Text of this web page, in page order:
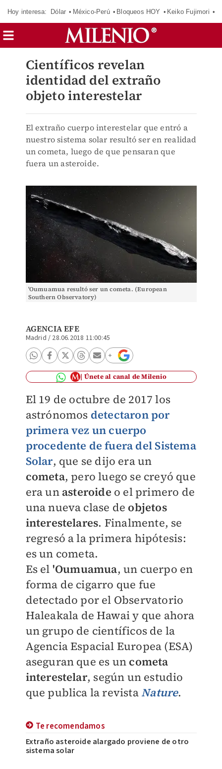
Hoy interesa: Dólar México-Perú Bloqueos HOY Keiko Fujimori
Científicos revelan
identidad del extraño
objeto interestelar
El extraño cuerpo interestelar que entró a
nuestro sistema solar resultó ser en realidad
un cometa, luego de que pensaran que
fuera un asteroide.
'Oumuamua resultó ser un cometa. (European
Southern Observatory)
AGENCIA EFE
Madrid / 28.06.2018 11:00:45
Únete al canal de Milenio
El 19 de octubre de 2017 los
astrónomos detectaron por
primera vez un cuerpo
procedente de fuera del Sistema
Solar, que se dijo era un
cometa, pero luego se creyó que
era un asteroide o el primero de
una nueva clase de objetos
interestelares. Finalmente, se
regresó a la primera hipótesis:
es un cometa.
Es el 'Oumuamua, un cuerpo en
forma de cigarro que fue
detectado por el Observatorio
Haleakala de Hawai y que ahora
un grupo de científicos de la
Agencia Espacial Europea (ESA)
aseguran que es un cometa
interestelar, según un estudio
que publica la revistaNature.
Te recomendamos
Extraño asteroide alargado proviene de otro
sistema solar